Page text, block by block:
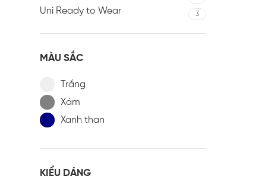
Uni Ready to Wear 3
MÀU SẮC
Trắng
Xám
Xanh than
KIỂU DÁNG